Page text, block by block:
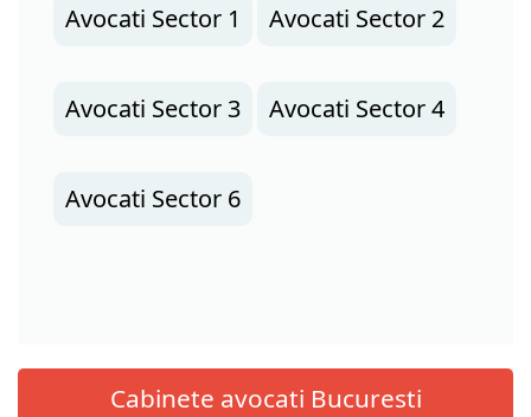
Avocati Sector 1 Avocati Sector 2
Avocati Sector 3 Avocati Sector 4
Avocati Sector 6
Cabinete avocati Bucuresti